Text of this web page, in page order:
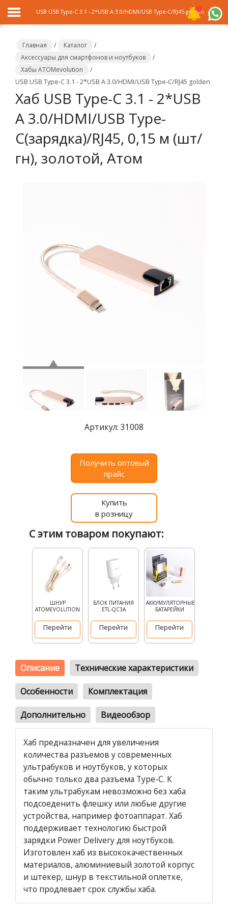
Главная
Каталог
Распродажа
О
компании
news@signalelectronics.ru
USB USB Type-C 3.1 - 2*USB А 3.0/HDMI/USB Type-C/RJ45 golden
Главная / Каталог
/
Аксессуары для смартфонов и ноутбуков
/
Хабы ATOMevolution
/
USB USB Type-C 3.1 - 2*USB А 3.0/HDMI/USB Type-C/RJ45 golden
Хаб USB Type-C 3.1 - 2*USB
А 3.0/HDMI/USB Type-
C(зарядка)/RJ45, 0,15 м (шт/
гн), золотой, Атом
Артикул: 31008
Получить оптовый
прайс
Купить
в розницу
С этим товаром покупают:
ШНУР
ATOMEVOLUTION
Перейти
БЛОК ПИТАНИЯ
ETL-QC3A
Перейти
АККУМУЛЯТОРНЫЕ
БАТАРЕЙКИ
Перейти
Описание Технические характеристики
Особенности Комплектация
Дополнительно Видеообзор
Хаб предназначен для увеличения
количества разъемов у современных
ультрабуков и ноутбуков, у которых
обычно только два разъема Type-C. К
таким ультрабукам невозможно без хаба
подсоеденить флешку или любые другие
устройства, например фотоаппарат. Хаб
поддерживает технологию быстрой
зарядки Power Delivery для ноутбуков.
Изготовлен хаб из высококачественных
материалов, алюминиевый золотой корпус
и штекер, шнур в текстильной оплетке,
что продлевает срок службы хаба.